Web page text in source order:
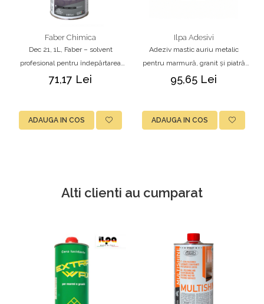
Faber Chimica
Dec 21, 1L, Faber – solvent
profesional pentru îndepărtarea
cerii și a murdăriei persistente
71,17 Lei
ADAUGA IN COS
Ilpa Adesivi
Adeziv mastic auriu metalic
pentru marmură, granit și piatră
naturală, Ilpa Jolly Metallico Oro,
95,65 Lei
ADAUGA IN COS
Alti clienti au cumparat